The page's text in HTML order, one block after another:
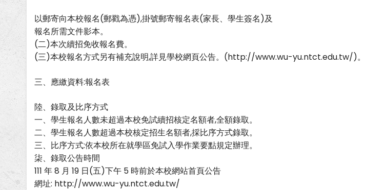
以郵寄向本校報名(郵戳為憑),掛號郵寄報名表(家長、學生簽名)及
報名所需文件影本。
(二)本次續招免收報名費。
(三)本校報名方式另有補充說明,詳見學校網頁公告。(http://www.wu-yu.ntct.edu.tw/)。
三、應繳資料:報名表
陸、錄取及比序方式
一、學生報名人數未超過本校免試續招核定名額者,全額錄取。
二、學生報名人數超過本校核定招生名額者,採比序方式錄取。
三、比序方式:依本校所在就學區免試入學作業要點規定辦理。
柒、錄取公告時間
111 年 8 月 19 日(五)下午 5 時前於本校網站首頁公告
網址: http://www.wu-yu.ntct.edu.tw/